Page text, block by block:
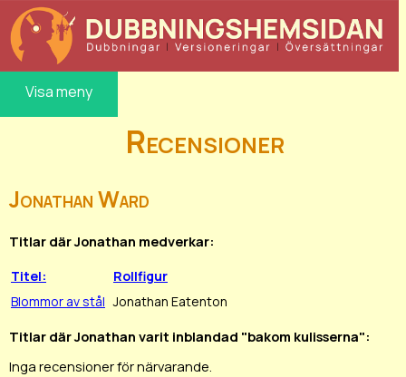
Visa meny
Recensioner
Jonathan Ward
Titlar där Jonathan medverkar:
Titel:
Rollfigur
Blommor av stål Jonathan Eatenton
Titlar där Jonathan varit inblandad "bakom kulisserna":
Inga recensioner för närvarande.